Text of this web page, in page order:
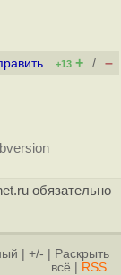
+13 + / –
обязательно
+/-
Раскрыть
всё
RSS